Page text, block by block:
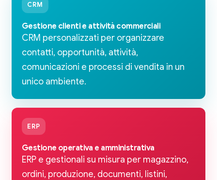
CRM
Gestione clienti e attività commerciali
CRM personalizzati per organizzare
contatti, opportunità, attività,
comunicazioni e processi di vendita in un
unico ambiente.
ERP
Gestione operativa e amministrativa
ERP e gestionali su misura per magazzino,
ordini, produzione, documenti, listini,